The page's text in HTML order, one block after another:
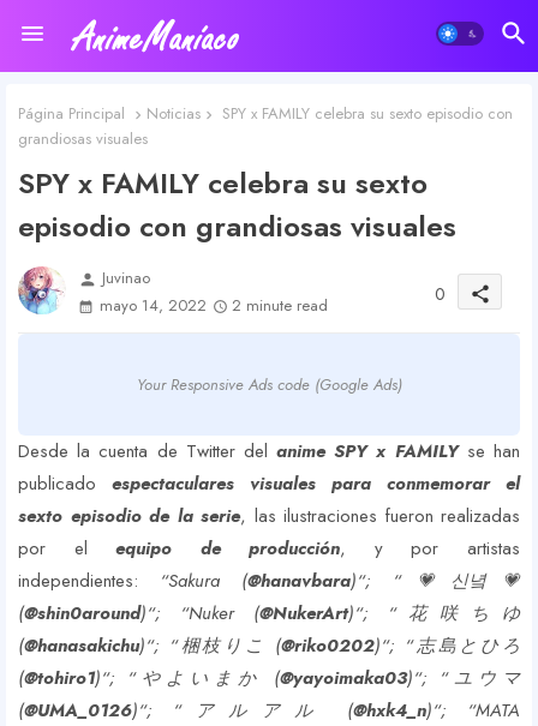
Página Principal Noticias
SPY x FAMILY celebra su sexto episodio con
grandiosas visuales
SPY x FAMILY celebra su sexto
episodio con grandiosas visuales
person Juvinao
mayo 14, 2022
2 minute read 0 share
Your Responsive Ads code (Google Ads)
Desde la cuenta de Twitter delanime SPY x FAMILYse han
publicado espectaculares visuales para conmemorar el
sexto episodio de la serie, las ilustraciones fueron realizadas
por elequipo de producción, y por artistas
independientes: “Sakura (@hanavbara)“; “💗신녘💗
(@shin0around)“; “Nuker (@NukerArt)“; “花咲ちゆ
(@hanasakichu)“; “梱枝りこ (@riko0202)“; “志島とひろ
(@tohiro1)“; “やよいまか (@yayoimaka03)“; “ユウマ
(@UMA_0126)“; “アルアル (@hxk4_n)“; “MATA